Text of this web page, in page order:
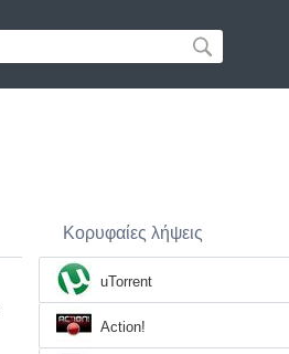
Κορυφαίες λήψεις
uTorrent
Action!